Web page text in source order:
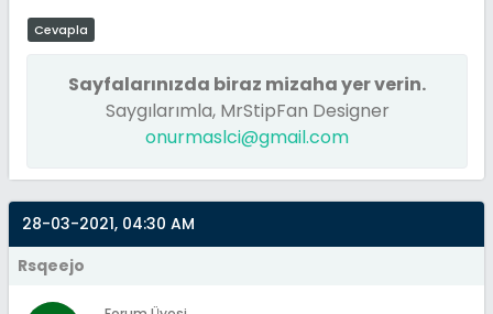
Cevapla
Sayfalarınızda biraz mizaha yer verin.
Saygılarımla, MrStipFan Designer
onurmaslci@gmail.com
28-03-2021, 04:30 AM
Rsqeejo